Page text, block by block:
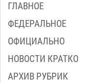
ГЛАВНОЕ
ФЕДЕРАЛЬНОЕ
ОФИЦИАЛЬНО
НОВОСТИ КРАТКО
АРХИВ РУБРИК